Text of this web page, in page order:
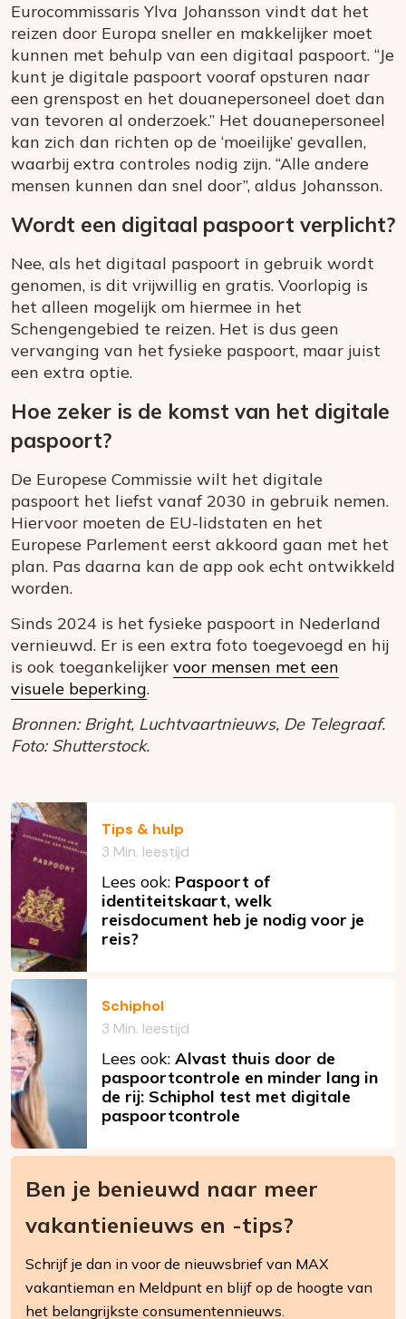
Eurocommissaris Ylva Johansson vindt dat het
reizen door Europa sneller en makkelijker moet
kunnen met behulp van een digitaal paspoort. “Je
kunt je digitale paspoort vooraf opsturen naar
een grenspost en het douanepersoneel doet dan
van tevoren al onderzoek.” Het douanepersoneel
kan zich dan richten op de ‘moeilijke’ gevallen,
waarbij extra controles nodig zijn. “Alle andere
mensen kunnen dan snel door”, aldus Johansson.
Wordt een digitaal paspoort verplicht?
Nee, als het digitaal paspoort in gebruik wordt
genomen, is dit vrijwillig en gratis. Voorlopig is
het alleen mogelijk om hiermee in het
Schengengebied te reizen. Het is dus geen
vervanging van het fysieke paspoort, maar juist
een extra optie.
Hoe zeker is de komst van het digitale
paspoort?
De Europese Commissie wilt het digitale
paspoort het liefst vanaf 2030 in gebruik nemen.
Hiervoor moeten de EU-lidstaten en het
Europese Parlement eerst akkoord gaan met het
plan. Pas daarna kan de app ook echt ontwikkeld
worden.
Sinds 2024 is het fysieke paspoort in Nederland
vernieuwd. Er is een extra foto toegevoegd en hij
is ook toegankelijker voor mensen met een
visuele beperking.
Bronnen: Bright, Luchtvaartnieuws, De Telegraaf.
Foto: Shutterstock.
Tips & hulp
3 Min. leestijd
Lees ook: Paspoort of
identiteitskaart, welk
reisdocument heb je nodig voor je
reis?
Schiphol
3 Min. leestijd
Lees ook: Alvast thuis door de
paspoortcontrole en minder lang in
de rij: Schiphol test met digitale
paspoortcontrole
Ben je benieuwd naar meer
vakantienieuws en -tips?
Schrijf je dan in voor de nieuwsbrief van MAX
vakantieman en Meldpunt en blijf op de hoogte van
het belangrijkste consumentennieuws.